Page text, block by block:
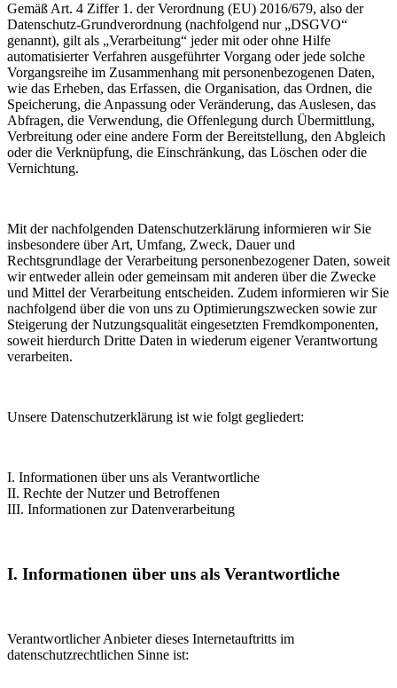
Gemäß Art. 4 Ziffer 1. der Verordnung (EU) 2016/679, also der
Datenschutz-Grundverordnung (nachfolgend nur „DSGVO“
genannt), gilt als „Verarbeitung“ jeder mit oder ohne Hilfe
automatisierter Verfahren ausgeführter Vorgang oder jede solche
Vorgangsreihe im Zusammenhang mit personenbezogenen Daten,
wie das Erheben, das Erfassen, die Organisation, das Ordnen, die
Speicherung, die Anpassung oder Veränderung, das Auslesen, das
Abfragen, die Verwendung, die Offenlegung durch Übermittlung,
Verbreitung oder eine andere Form der Bereitstellung, den Abgleich
oder die Verknüpfung, die Einschränkung, das Löschen oder die
Vernichtung.
Mit der nachfolgenden Datenschutzerklärung informieren wir Sie
insbesondere über Art, Umfang, Zweck, Dauer und
Rechtsgrundlage der Verarbeitung personenbezogener Daten, soweit
wir entweder allein oder gemeinsam mit anderen über die Zwecke
und Mittel der Verarbeitung entscheiden. Zudem informieren wir Sie
nachfolgend über die von uns zu Optimierungszwecken sowie zur
Steigerung der Nutzungsqualität eingesetzten Fremdkomponenten,
soweit hierdurch Dritte Daten in wiederum eigener Verantwortung
verarbeiten.
Unsere Datenschutzerklärung ist wie folgt gegliedert:
I. Informationen über uns als Verantwortliche
II. Rechte der Nutzer und Betroffenen
III. Informationen zur Datenverarbeitung
I. Informationen über uns als Verantwortliche
Verantwortlicher Anbieter dieses Internetauftritts im
datenschutzrechtlichen Sinne ist: